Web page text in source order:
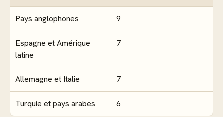
Pays anglophones 9
Espagne et Amérique
latine
7
Allemagne et Italie 7
Turquie et pays arabes 6